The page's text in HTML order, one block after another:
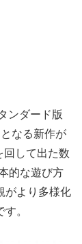
ンダード版
なる新作が
回して出た数
的な遊び方
がより多様化
。